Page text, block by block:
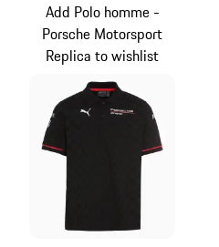
Add Polo homme -
Porsche Motorsport
Replica to wishlist